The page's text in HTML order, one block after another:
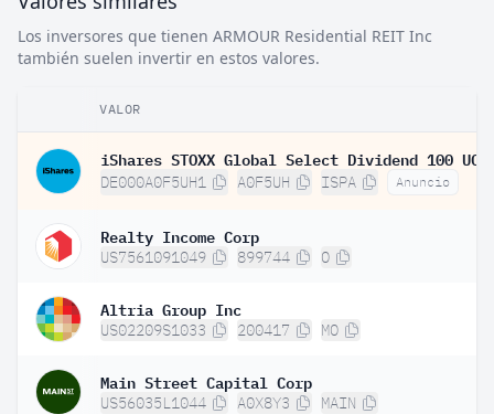
Los inversores que tienen ARMOUR Residential REIT Inc
también suelen invertir en estos valores.
VALOR
DE000A0F5UH1 A0F5UH ISPA Anuncio
Realty Income Corp
US7561091049 899744 O
Altria Group Inc
US02209S1033 200417 MO
Main Street Capital Corp
US56035L1044 A0X8Y3 MAIN